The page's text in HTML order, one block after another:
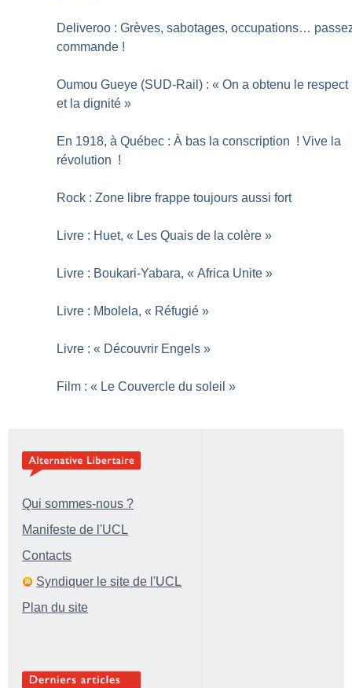
Deliveroo : Grèves, sabotages, occupations…
commande !
Oumou Gueye (SUD-Rail) : « On a obtenu le respect
et la dignité »
En 1918, à Québec : À bas la conscription ! Vive la
révolution !
Rock : Zone libre frappe toujours aussi fort
Livre : Huet, « Les Quais de la colère »
Livre : Boukari-Yabara, « Africa Unite »
Livre : Mbolela, « Réfugié »
Livre : « Découvrir Engels »
Film : « Le Couvercle du soleil »
Qui sommes-nous ?
Manifeste de l'UCL
Contacts
Syndiquer le site de l'UCL
Plan du site